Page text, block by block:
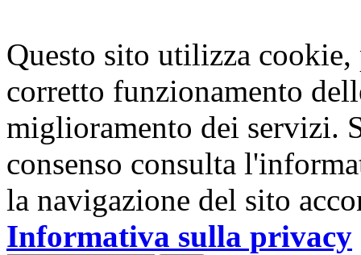
Questo sito utilizza
corretto funzionamento
miglioramento dei servizi.
consenso consulta
la navigazione del sito
Informativa sulla privacy